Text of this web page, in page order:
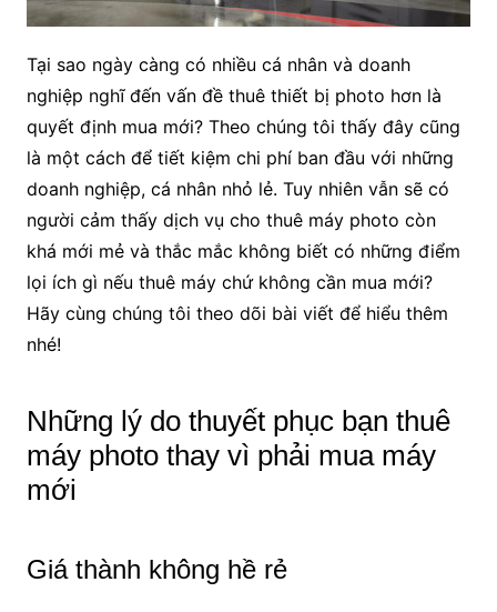
Tại sao ngày càng có nhiều cá nhân và doanh
nghiệp nghĩ đến vấn đề thuê thiết bị photo hơn là
quyết định mua mới? Theo chúng tôi thấy đây cũng
là một cách để tiết kiệm chi phí ban đầu với những
doanh nghiệp, cá nhân nhỏ lẻ. Tuy nhiên vẫn sẽ có
người cảm thấy dịch vụ cho thuê máy photo còn
khá mới mẻ và thắc mắc không biết có những điểm
lọi ích gì nếu thuê máy chứ không cần mua mới?
Hãy cùng chúng tôi theo dõi bài viết để hiểu thêm
nhé!
Những lý do thuyết phục bạn thuê
máy photo thay vì phải mua máy
mới
Giá thành không hề rẻ